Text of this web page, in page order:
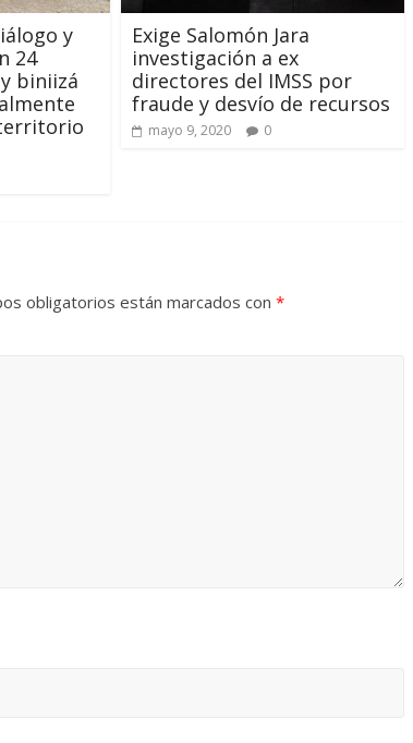
y
24
biniizá
Exige Salomón Jara
investigación a ex
directores del IMSS por
fraude y desvío de recursos
mayo 9, 2020 0
obligatorios están marcados con *